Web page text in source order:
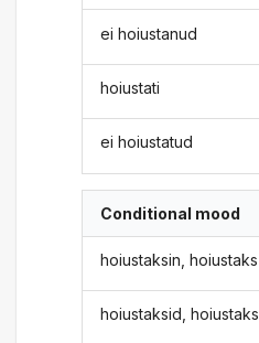
ei hoiustanud
hoiustati
ei hoiustatud
Conditional mood
hoiustaksin, hoiustaks
hoiustaksid, hoiustaks